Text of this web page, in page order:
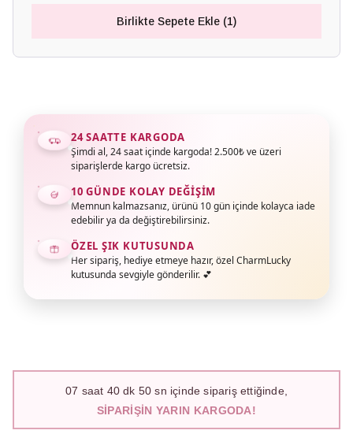
Birlikte Sepete Ekle (1)
24 SAATTE KARGODA
Şimdi al, 24 saat içinde kargoda! 2.500₺ ve üzeri
siparişlerde kargo ücretsiz.
10 GÜNDE KOLAY DEĞIŞIM
Memnun kalmazsanız, ürünü 10 gün içinde kolayca iade
edebilir ya da değiştirebilirsiniz.
ÖZEL ŞIK KUTUSUNDA
Her sipariş, hediye etmeye hazır, özel CharmLucky
kutusunda sevgiyle gönderilir. 💕
07 saat 40dk 49 sn içinde sipariş ettiğinde,
SIPARIŞIN YARIN KARGODA!